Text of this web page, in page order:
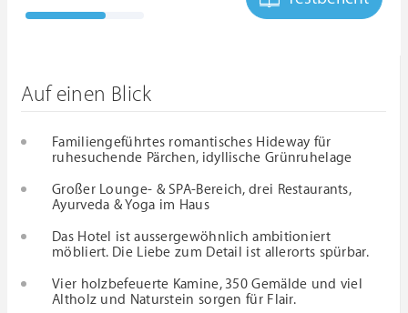
Auf einen Blick
Familiengeführtes romantisches Hideway für
ruhesuchende Pärchen, idyllische Grünruhelage
Großer Lounge- & SPA-Bereich, drei Restaurants,
Ayurveda & Yoga im Haus
Das Hotel ist aussergewöhnlich ambitioniert
möbliert. Die Liebe zum Detail ist allerorts spürbar.
Vier holzbefeuerte Kamine, 350 Gemälde und viel
Altholz und Naturstein sorgen für Flair.